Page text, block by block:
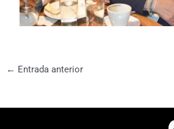
← Entrada anterior